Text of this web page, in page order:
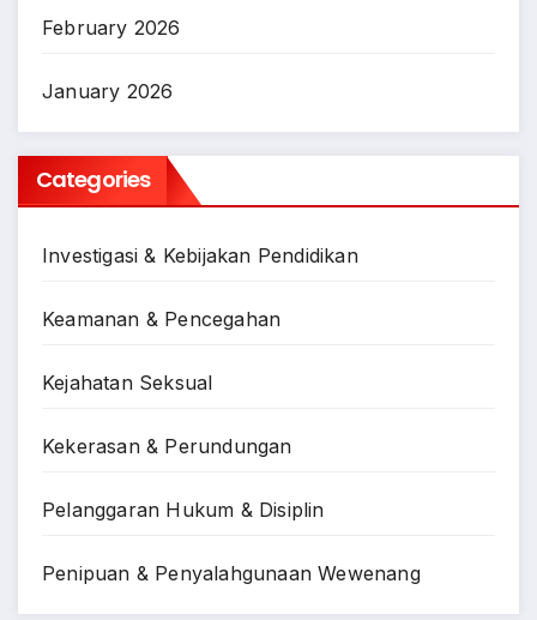
February 2026
January 2026
Categories
Investigasi & Kebijakan Pendidikan
Keamanan & Pencegahan
Kejahatan Seksual
Kekerasan & Perundungan
Pelanggaran Hukum & Disiplin
Penipuan & Penyalahgunaan Wewenang